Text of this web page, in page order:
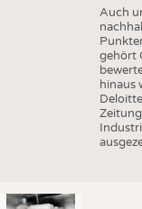
Auch
gehört
hinaus